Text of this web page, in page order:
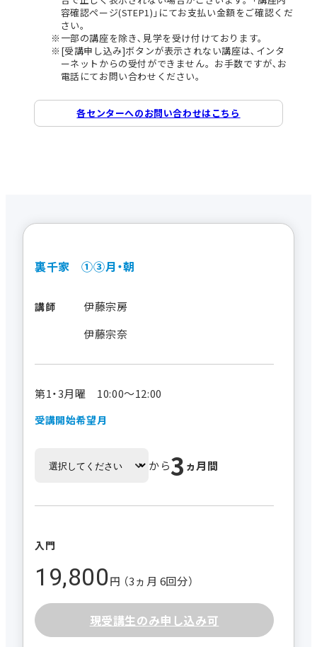
容確認ページ(STEP1)｣にてお支払い金額をご確認くだ
さい。
一部の講座を除き､見学を受け付けております。
[受講申し込み]ボタンが表示されない講座は､インタ
ーネットからの受付ができません。お手数ですが､お
電話にてお問い合わせください。
各センターへのお問い合わせはこちら
裏千家 ①③月・朝
講師
伊藤宗房
伊藤宗奈
第1・3月曜 10:00～12:00
受講開始希望月
から3 ヵ月間
入門
19,800円 （3ヵ月 6回分）
現受講生のみ申し込み可